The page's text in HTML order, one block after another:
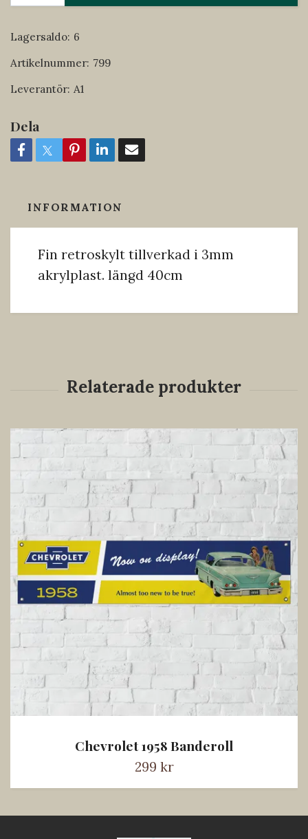
Lagersaldo: 6
Artikelnummer: 799
Leverantör: A1
Dela
INFORMATION
Fin retroskylt tillverkad i 3mm
akrylplast. längd 40cm
Chevrolet 1958 Banderoll
299 kr